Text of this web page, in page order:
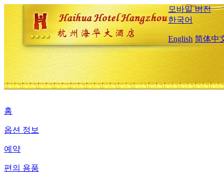
모바일 버전
한국어
English 简体中
홈
옵션 정보
예약
편의 용품